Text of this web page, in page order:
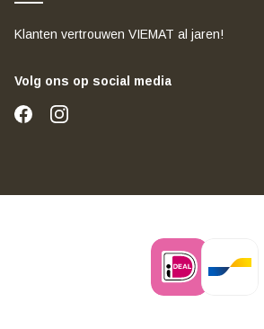
Klanten vertrouwen VIEMAT al jaren!
Volg ons op social media